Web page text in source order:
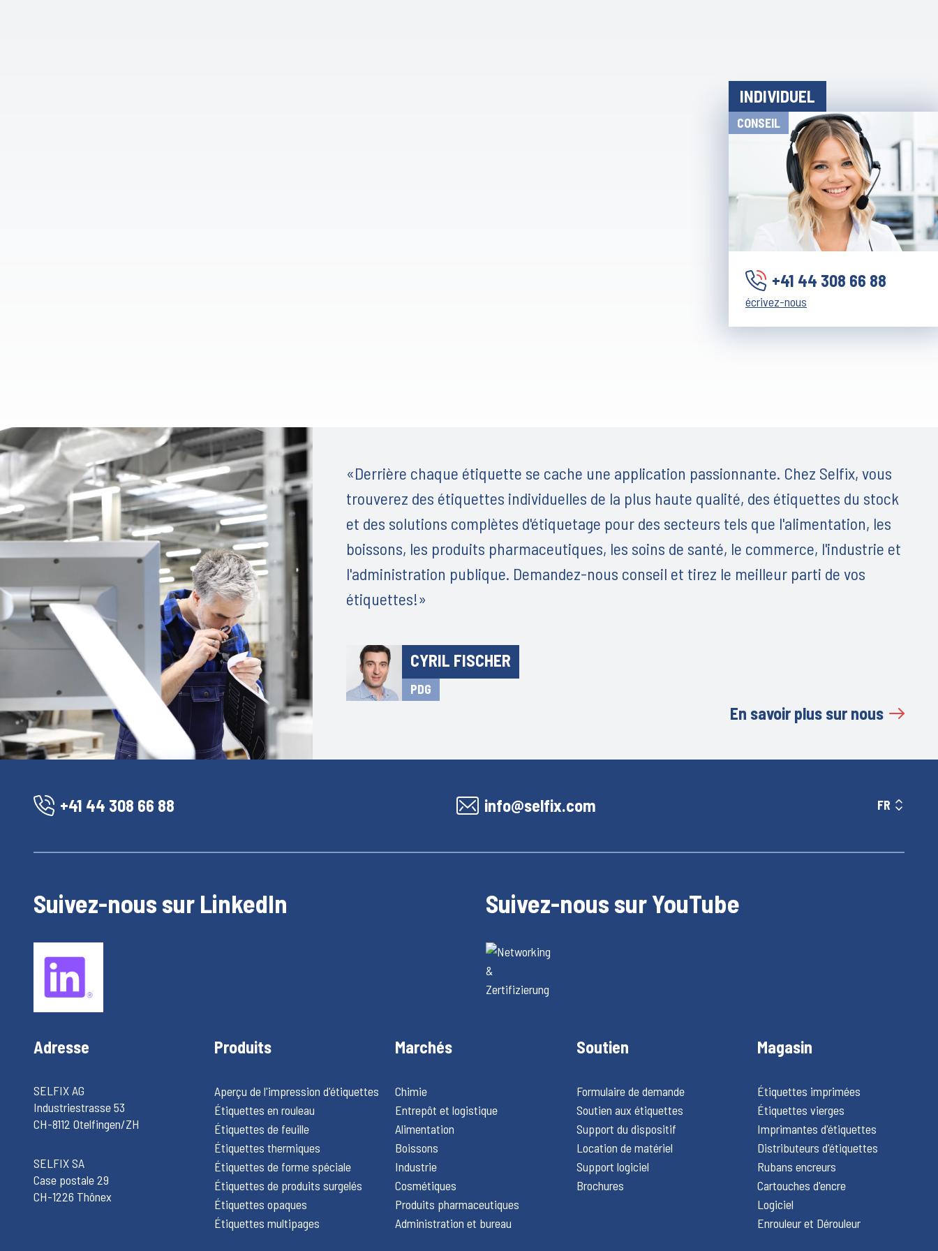
INDIVIDUEL
CONSEIL
+41 44 308 66 88
écrivez-nous
«Derrière chaque étiquette se cache une application passionnante. Chez Selfix, vous
trouverez des étiquettes individuelles de la plus haute qualité, des étiquettes du stock
et des solutions complètes d'étiquetage pour des secteurs tels que l'alimentation, les
boissons, les produits pharmaceutiques, les soins de santé, le commerce, l'industrie et
l'administration publique. Demandez-nous conseil et tirez le meilleur parti de vos
étiquettes!»
CYRIL FISCHER
PDG
En savoir plus sur nous
+41 44 308 66 88 info@selfix.com FR
Suivez-nous sur LinkedIn Suivez-nous sur YouTube
Adresse
SELFIX AG
Industriestrasse 53
CH-8112 Otelfingen/ZH
SELFIX SA
Case postale 29
CH-1226 Thônex
Produits
Aperçu de l'impression d'étiquettes
Étiquettes en rouleau
Étiquettes de feuille
Étiquettes thermiques
Étiquettes de forme spéciale
Étiquettes de produits surgelés
Étiquettes opaques
Étiquettes multipages
Marchés
Chimie
Entrepôt et logistique
Alimentation
Boissons
Industrie
Cosmétiques
Produits pharmaceutiques
Administration et bureau
Soutien
Formulaire de demande
Soutien aux étiquettes
Support du dispositif
Location de matériel
Support logiciel
Brochures
Magasin
Étiquettes imprimées
Étiquettes vierges
Imprimantes d'étiquettes
Distributeurs d'étiquettes
Rubans encreurs
Cartouches d'encre
Logiciel
Enrouleur et Dérouleur